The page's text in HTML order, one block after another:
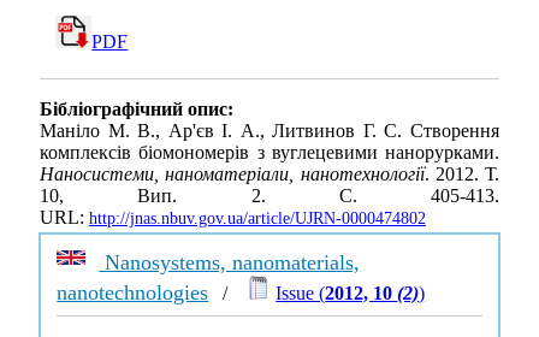
PDF
Бібліографічний опис:
Маніло М. В., Ар'єв І. А., Литвинов Г. С. Створення
комплексів біомономерів з вуглецевими нанорурками.
Наносистеми, наноматеріали, нанотехнології. 2012. Т.
10, Вип. 2. С. 405-413.
URL: http://jnas.nbuv.gov.ua/article/UJRN-0000474802
Nanosystems, nanomaterials,
nanotechnologies / Issue (2012, 10(2))